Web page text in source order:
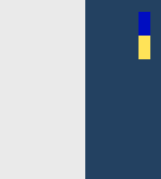
Перейти